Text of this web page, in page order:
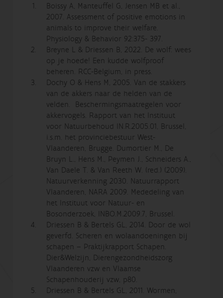
Boissy A, Manteuffel G, Jensen MB et al.,
2007. Assessment of positive emotions in
animals to improve their welfare.
Physiology & Behavior 92:375- 397.
Breyne L & Driessen B, 2022. De wolf: wees
op je hoede! Een kudde wolfproof
beheren. RCC-Belgium, in press.
Dochy O & Hens M, 2005. Van de stakkers
van de akkers naar de helden van de
velden. Beschermingsmaatregelen voor
akkervogels. Rapport van het Instituut
voor Natuurbehoud IN.R.2005.01, Brussel,
i.s.m. het provinciebestuur West-
Vlaanderen, Brugge. Dumortier M., De
Bruyn L., Hens M., Peymen J., Schneiders A.,
Van Daele T. & Van Reeth W. (red.) (2009).
Natuurverkenning 2030. Natuurrapport
Vlaanderen, NARA 2009. Mededeling van
het Instituut voor Natuur- en
Bosonderzoek, INBO.M.2009.7, Brussel.
Driessen B & Bertels GL, 2014. Door de wol
geverfd. Scheren en wolaandoeningen bij
schapen – Praktijkrapport Schapen.
Dier&Welzijn, Dierengezondheidszorg
Vlaanderen vzw en Vlaamse
Schapenhouderij vzw, p80.
Driessen B & Bertels GL, 2011. Wormen,